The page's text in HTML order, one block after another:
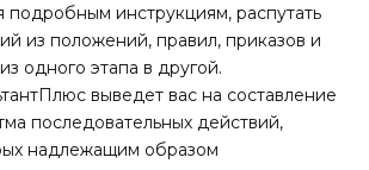
подробным инструкциям, распутать
из положений, правил, приказов и
одного этапа в другой.
выведет вас на составление
последовательных действий,
надлежащим образом